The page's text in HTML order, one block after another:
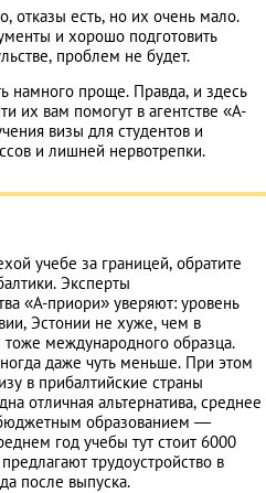
отказы есть, но их очень мало.
и хорошо подготовить
проблем не будет.
намного проще. Правда, и здесь
их вам помогут в агентстве «А-
визы для студентов и
и лишней нервотрепки.
учебе за границей, обратите
Эксперты
«А-приори» уверяют: уровень
Эстонии не хуже, чем в
международного образца.
даже чуть меньше. При этом
в прибалтийские страны
отличная альтернатива, среднее
образованием —
год учебы тут стоит 6000
трудоустройство в
после выпуска.